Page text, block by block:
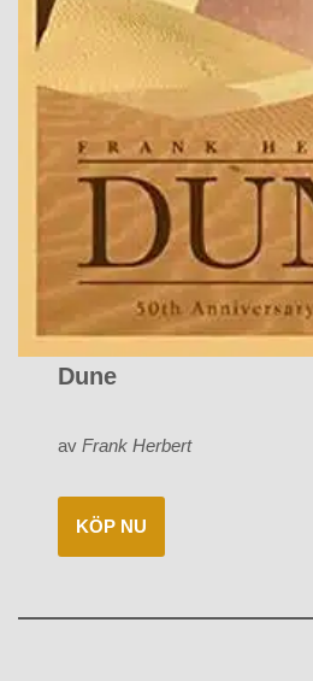
Dune
avFrank Herbert
KÖP NU